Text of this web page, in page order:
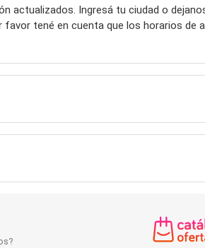
actualizados. Ingresá tu ciudad o
favor tené en cuenta que los horarios de